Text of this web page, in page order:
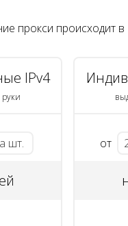
прокси происходит
IPv4
руки
шт. от